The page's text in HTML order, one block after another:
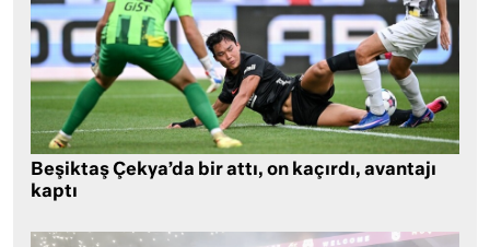
Beşiktaş Çekya’da bir attı, on kaçırdı, avantajı
kaptı